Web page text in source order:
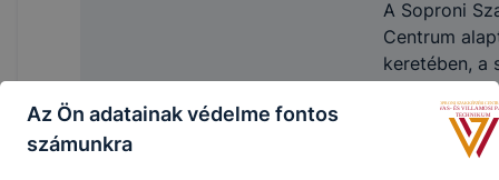
A Soproni
Centrum
keretében, a
és a
törvényben
adatokat
Az Ön adatainak védelme fontos
számunkra